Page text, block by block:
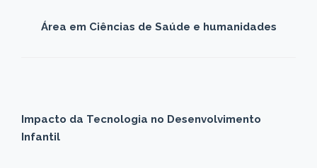
Área em Ciências de Saúde e humanidades
Impacto da Tecnologia no Desenvolvimento
Infantil